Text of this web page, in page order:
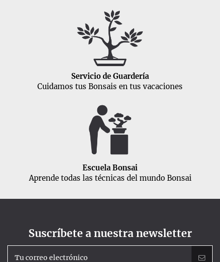
Servicio de Guardería
Cuidamos tus Bonsais en tus vacaciones
Escuela Bonsai
Aprende todas las técnicas del mundo Bonsai
Suscríbete a nuestra newsletter